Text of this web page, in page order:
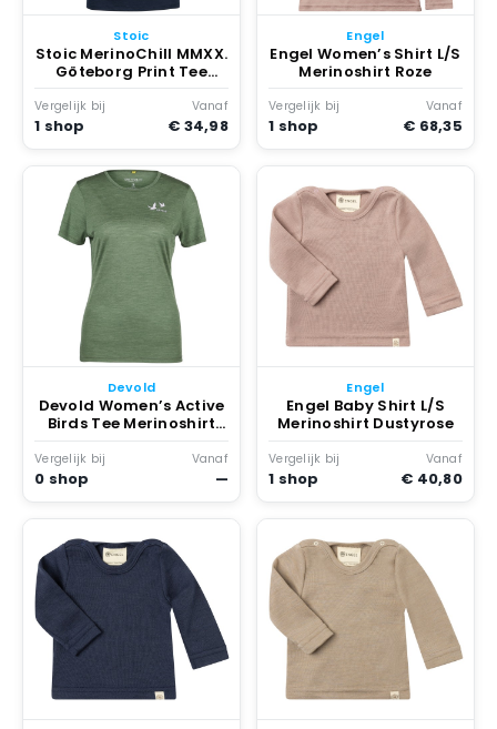
Stoic
Stoic MerinoChill MMXX.
Göteborg Print Tee
Merinoshirt Blauw
Vergelijk bij
1 shop
Vanaf
€ 34,98
Engel
Engel Women’s Shirt L/S
Merinoshirt Roze
Vergelijk bij
1 shop
Vanaf
€ 68,35
Devold
Devold Women’s Active
Birds Tee Merinoshirt
Forest
Vergelijk bij
0 shop
Vanaf
—
Engel
Engel Baby Shirt L/S
Merinoshirt Dustyrose
Vergelijk bij
1 shop
Vanaf
€ 40,80